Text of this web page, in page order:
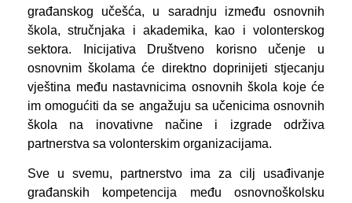
građanskog učešća, u saradnju između osnovnih
škola, stručnjaka i akademika, kao i volonterskog
sektora. Inicijativa Društveno korisno učenje u
osnovnim školama će direktno doprinijeti stjecanju
vještina među nastavnicima osnovnih škola koje će
im omogućiti da se angažuju sa učenicima osnovnih
škola na inovativne načine i izgrade održiva
partnerstva sa volonterskim organizacijama.
Sve u svemu, partnerstvo ima za cilj usađivanje
građanskih kompetencija među osnovnoškolsku